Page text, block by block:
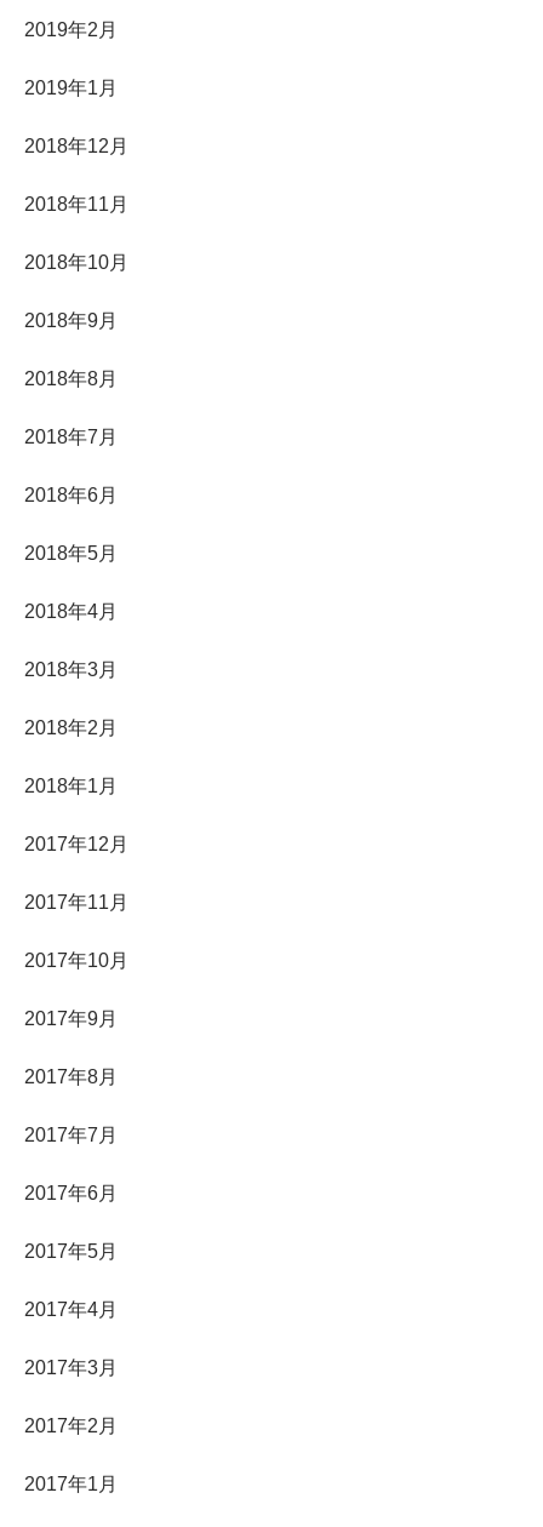
2019年2月
2019年1月
2018年12月
2018年11月
2018年10月
2018年9月
2018年8月
2018年7月
2018年6月
2018年5月
2018年4月
2018年3月
2018年2月
2018年1月
2017年12月
2017年11月
2017年10月
2017年9月
2017年8月
2017年7月
2017年6月
2017年5月
2017年4月
2017年3月
2017年2月
2017年1月